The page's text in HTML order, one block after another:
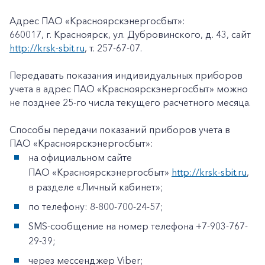
Адрес ПАО «Красноярскэнергосбыт»:
660017, г. Красноярск, ул. Дубровинского, д. 43, сайт
http://krsk-sbit.ru, т. 257-67-07.
Передавать показания индивидуальных приборов
учета в адрес ПАО «Красноярскэнергосбыт» можно
не позднее 25-го числа текущего расчетного месяца.
Способы передачи показаний приборов учета в
ПАО «Красноярскэнергосбыт»:
на официальном сайте
ПАО «Красноярскэнергосбыт» http://krsk-sbit.ru,
в разделе «Личный кабинет»;
по телефону: 8-800-700-24-57;
SMS-сообщение на номер телефона +7-903-767-
29-39;
через мессенджер Viber;